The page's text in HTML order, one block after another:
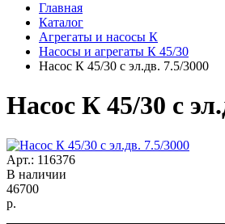
Главная
Каталог
Агрегаты и насосы К
Насосы и агрегаты К 45/30
Насос К 45/30 с эл.дв. 7.5/3000
Насос К 45/30 с
Арт.: 116376
В наличии
46700
р.